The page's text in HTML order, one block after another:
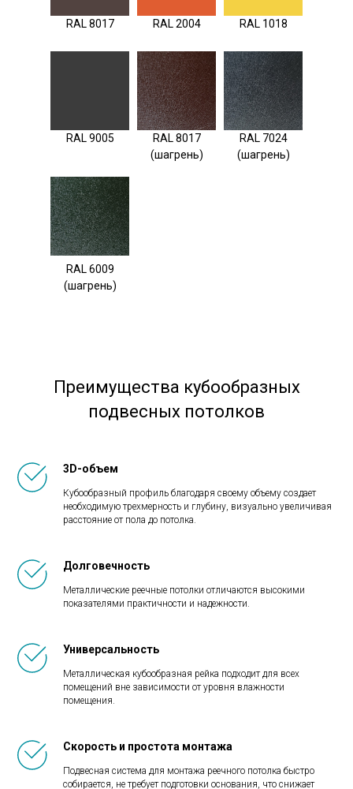
RAL 6009
(шагрень)
RAL 7024
(шагрень)
RAL 8017
(шагрень)
RAL 9005
RAL 1018
RAL 2004
RAL 8017
Преимущества кубообразных
подвесных потолков
3D-объем
Кубообразный профиль благодаря своему объему создает
необходимую трехмерность и глубину, визуально увеличивая
расстояние от пола до потолка.
Долговечность
Металлические реечные потолки отличаются высокими
показателями практичности и надежности.
Универсальность
Металлическая кубообразная рейка подходит для всех
помещений вне зависимости от уровня влажности
помещения.
Скорость и простота монтажа
Подвесная система для монтажа реечного потолка быстро
собирается, не требует подготовки основания, что снижает